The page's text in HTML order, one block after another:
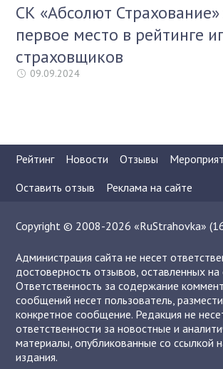
СК «Абсолют Страхование»
первое место в рейтинге
страховщиков
09.09.2024
Рейтинг Новости Отзывы
Оставить отзыв
Реклама на сайте
Copyright © 2008-2026 «RuStrahovka»
Администрация сайта не несет
достоверность отзывов, оставленных на
Ответственность за содержание
сообщений несет пользователь,
конкретное сообщение. Редакция не
ответственности за новостные и
материалы, опубликованные со ссылкой
издания.